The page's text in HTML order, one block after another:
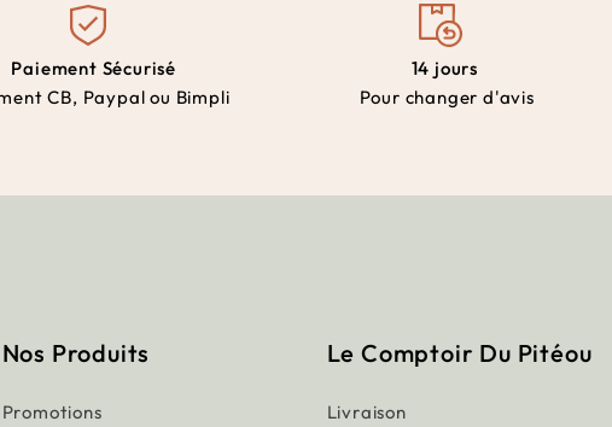
Paiement Sécurisé
CB, Paypal ou Bimpli
14 jours
Pour changer d'avis
Nos Produits
Promotions
Le Comptoir Du Pitéou
Livraison